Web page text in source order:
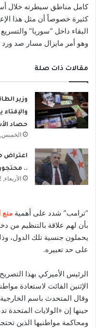
كامل مناطق سيطرته خلال
كثيرة خصوصاً أن مثل هذا
البقاء داخل “سوريا”
وهو أمر مايزال مسار صد ورد
مقالات ذات صلة
وزير
والإفتاء
حصاد
الخميس, 30 يوليو 2026, 6:39 م
اعتراض
..
الأربعاء, 22 يوليو 2026, 2:54 م
“ترامب” شدد على أهمية منع
بأن لهم علاقة بالتنظيم من
يحملون جنسية تلك الدول،
على حد تعبيره.
الرئيس الأميركي بهذا
الإثنين الفائت لاستعادة
وقال المتحدث باسم الخارجية
حينها إن «الولايات المتحدة
ومحاكمة مواطنيها الذين